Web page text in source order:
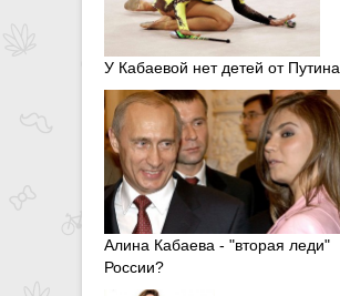
У Кабаевой нет детей от Путина
Алина Кабаева - "вторая леди"
России?